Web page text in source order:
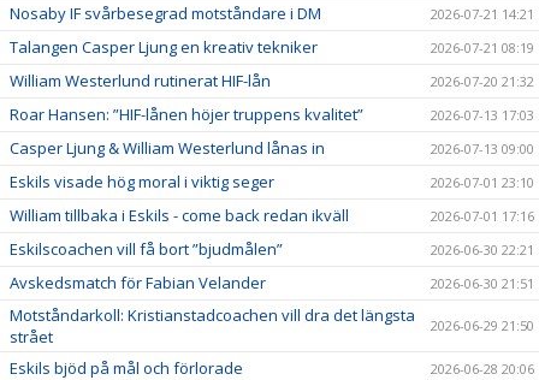
Nosaby IF svårbesegrad motståndare i DM 2026-07-21 14:21
Talangen Casper Ljung en kreativ tekniker 2026-07-21 08:19
William Westerlund rutinerat HIF-lån 2026-07-20 21:32
Roar Hansen: ”HIF-lånen höjer truppens kvalitet” 2026-07-13 17:03
Casper Ljung & William Westerlund lånas in 2026-07-13 09:00
Eskils visade hög moral i viktig seger 2026-07-01 23:10
William tillbaka i Eskils - come back redan ikväll 2026-07-01 17:16
Eskilscoachen vill få bort ”bjudmålen” 2026-06-30 22:21
Avskedsmatch för Fabian Velander 2026-06-30 21:51
Motståndarkoll: Kristianstadcoachen vill dra det längsta
strået
2026-06-29 21:50
Eskils bjöd på mål och förlorade 2026-06-28 20:06